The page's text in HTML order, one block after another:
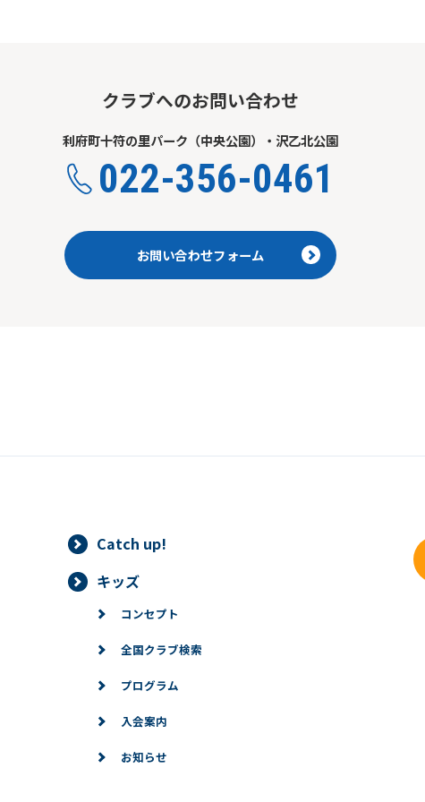
クラブへのお問い合わせ
利府町十符の里パーク（中央公園）・沢乙北公園
022-356-0461
お問い合わせフォーム
the service.
Automatic translation start
Catch up!
キッズ
コンセプト
全国クラブ検索
プログラム
入会案内
お知らせ